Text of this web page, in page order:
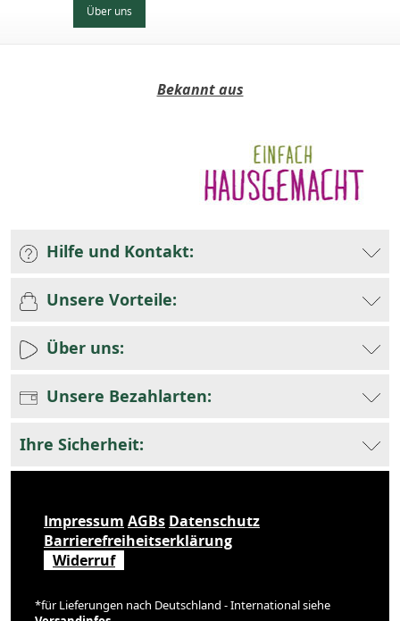
Über uns
Bekannt aus
Hilfe und Kontakt:
Unsere Vorteile:
Über uns:
Unsere Bezahlarten:
Ihre Sicherheit:
Impressum AGBs Datenschutz
Barrierefreiheitserklärung
Widerruf
*für Lieferungen nach Deutschland - International siehe